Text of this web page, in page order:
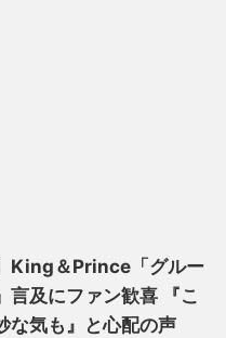
King＆Prince「グルー
言及にファン歓喜 『こ
な気も』と心配の声